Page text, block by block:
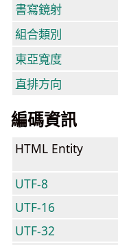
書寫鏡射
組合類別
東亞寬度
直排方向
編碼資訊
HTML Entity
UTF-8
UTF-16
UTF-32